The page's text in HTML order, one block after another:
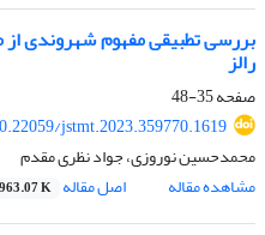
بررسی تطبیقی مفهوم شهروندی از
رالز
صفحه35-48
jstmt.2023.359770.1619
محمدحسین نوروزی، جواد نظری مقدم
مشاهده مقاله
اصل مقاله 963.07 K